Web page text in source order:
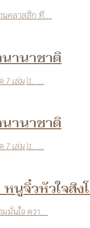
นคลาสสิก ที...
านาชาติ
7 เล่ม)1. ...
านาชาติ
7 เล่ม)1. ...
นูจิ๋วหัวใจสิง
มมั่นใจ ควา...